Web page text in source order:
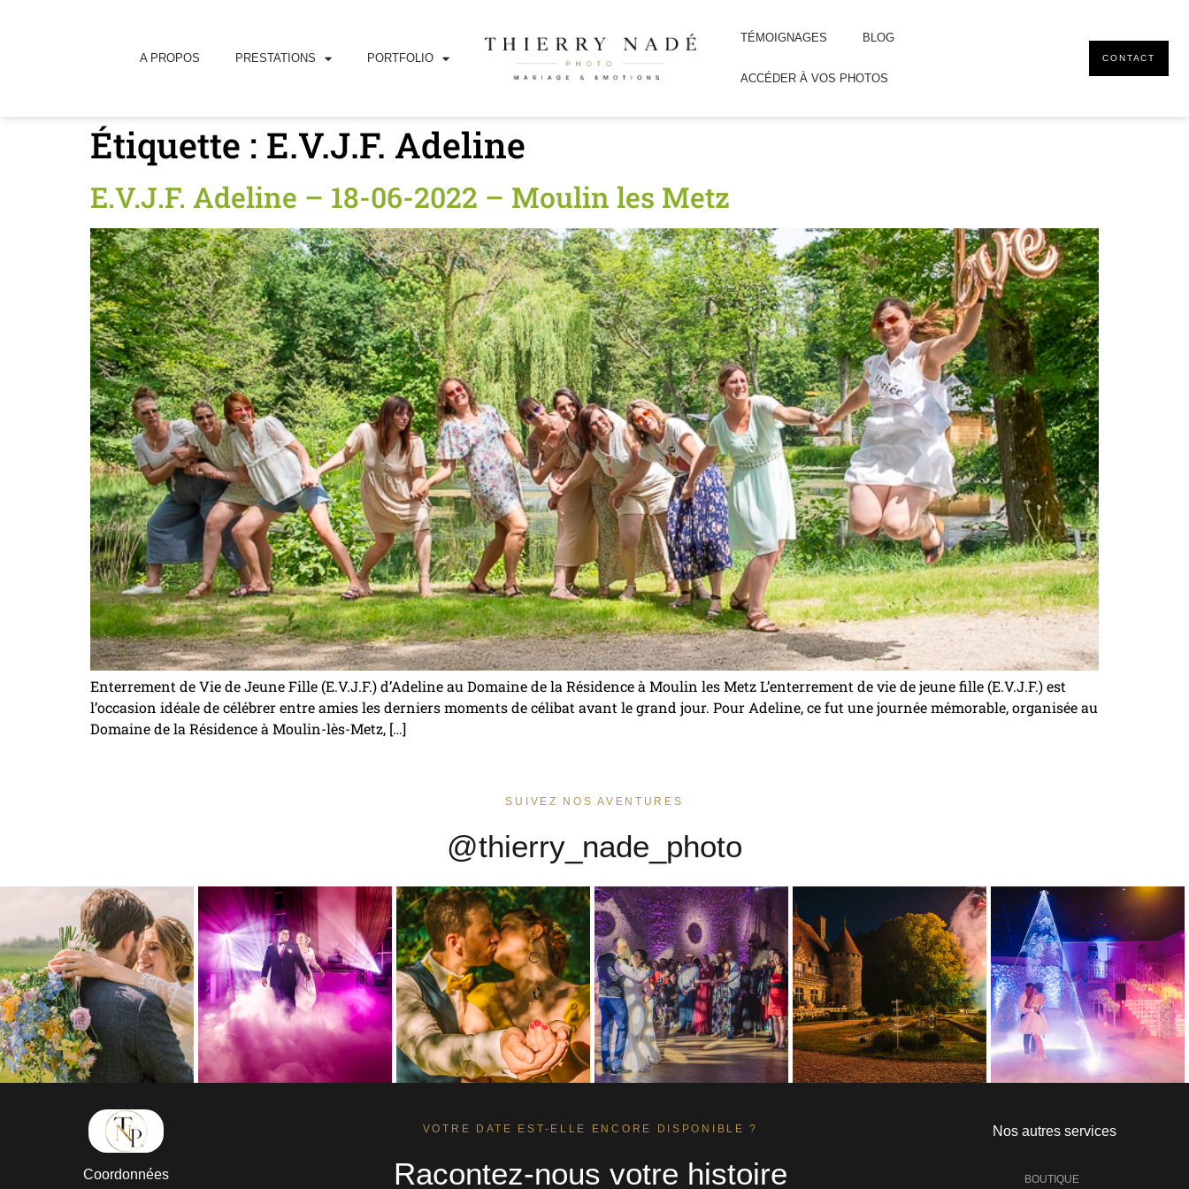
A PROPOS PRESTATIONS PORTFOLIO
TÉMOIGNAGES BLOG
ACCÉDER À VOS PHOTOS
CONTACT
Étiquette : E.V.J.F. Adeline
E.V.J.F. Adeline – 18-06-2022 – Moulin les Metz
Enterrement de Vie de Jeune Fille (E.V.J.F.) d’Adeline au Domaine de la Résidence à Moulin les Metz L’enterrement de vie de jeune fille (E.V.J.F.) est
l’occasion idéale de célébrer entre amies les derniers moments de célibat avant le grand jour. Pour Adeline, ce fut une journée mémorable, organisée au
Domaine de la Résidence à Moulin-lès-Metz, […]
SUIVEZ NOS AVENTURES
@thierry_nade_photo
Coordonnées
VOTRE DATE EST-ELLE ENCORE DISPONIBLE ?
Racontez-nous votre histoire
Nos autres services
BOUTIQUE